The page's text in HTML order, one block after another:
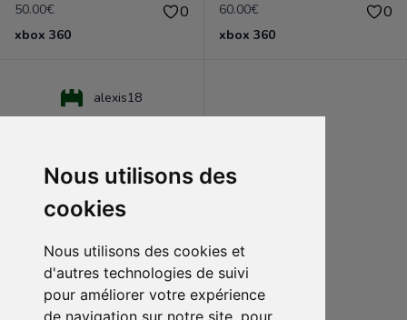
Nous utilisons des
cookies
Nous utilisons des cookies et
d'autres technologies de suivi
pour améliorer votre expérience
de navigation sur notre site, pour
50.00€ 0
xbox 360
60.00€ 0
xbox 360
alexis18